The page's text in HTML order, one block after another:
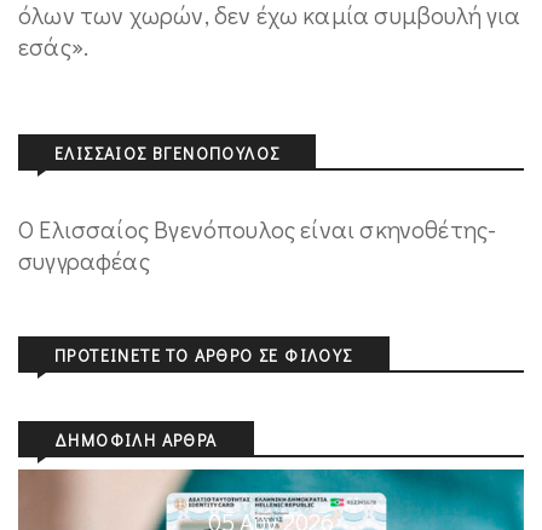
όλων των χωρών, δεν έχω καμία συμβουλή για
εσάς».
ΕΛΙΣΣΑΊΟΣ ΒΓΕΝΌΠΟΥΛΟΣ
Ο Ελισσαίος Βγενόπουλος είναι σκηνοθέτης-
συγγραφέας
ΠΡΟΤΕΊΝΕΤΕ ΤΟ ΆΡΘΡΟ ΣΕ ΦΊΛΟΥΣ
ΔΗΜΟΦΙΛΉ ΆΡΘΡΑ
05 Αυγ 2026